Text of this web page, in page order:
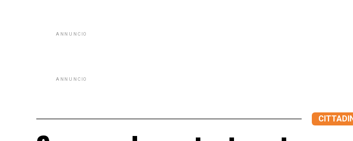
ANNUNCIO
ANNUNCIO